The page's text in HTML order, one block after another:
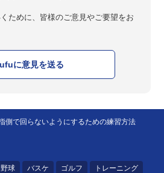
ために、皆様のご意見やご要望をお
に意見を送る
側で回らないようにするための練習方法
野球 バスケ ゴルフ トレーニング